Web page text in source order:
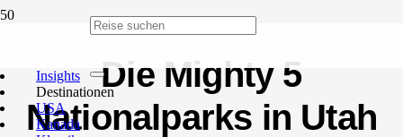
Insights
Destinationen
USA
Kanada
Die Mighty 5
Nationalparks in Utah